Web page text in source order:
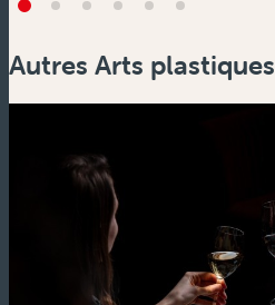
Autres Arts plastiques